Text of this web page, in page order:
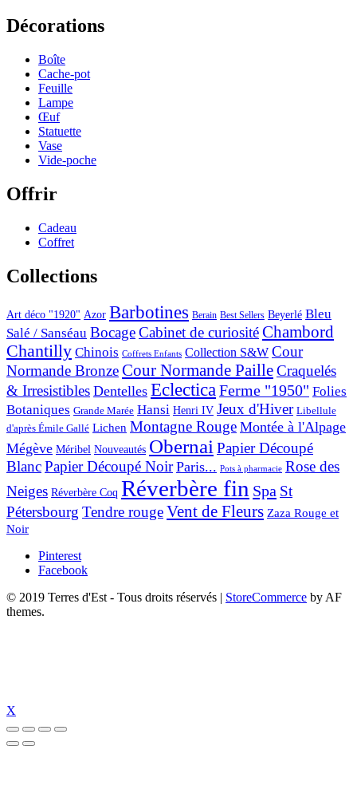
Décorations
Boîte
Cache-pot
Feuille
Lampe
Œuf
Statuette
Vase
Vide-poche
Offrir
Cadeau
Coffret
Collections
Art déco "1920" Azor Barbotines Berain Best Sellers Beyerlé Bleu
Salé / Sanséau BocageCabinet de curiositéChambord
Chantilly Chinois Coffrets Enfants Collection S&W Cour
Normande BronzeCour Normande PailleCraquelés
& Irresistibles Dentelles EclecticaFerme "1950" Folies
Botaniques Grande Marée Hansi Henri IV Jeux d'Hiver Libellule
d'après Émile Gallé Lichen Montagne Rouge Montée à l'Alpage
Mégève Méribel Nouveautés ObernaiPapier Découpé
BlancPapier Découpé Noir Paris... Pots à pharmacie Rose des
Neiges Réverbère Coq Réverbère fin Spa St
Pétersbourg Tendre rougeVent de Fleurs Zaza Rouge et
Noir
Pinterest
Facebook
© 2019 Terres d'Est - Tous droits réservés
StoreCommerce by AF
themes.
X